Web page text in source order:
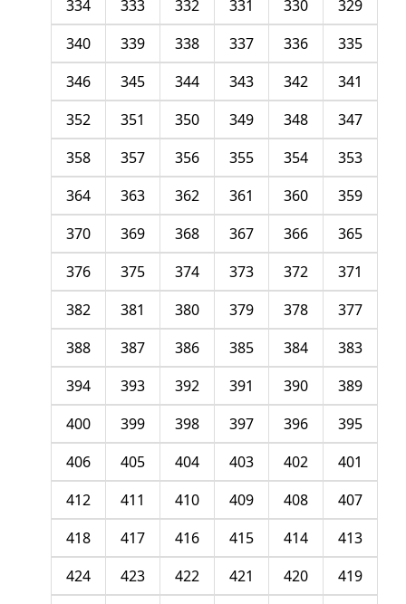
329
330
331
332
333
334
335
336
337
338
339
340
341
342
343
344
345
346
347
348
349
350
351
352
353
354
355
356
357
358
359
360
361
362
363
364
365
366
367
368
369
370
371
372
373
374
375
376
377
378
379
380
381
382
383
384
385
386
387
388
389
390
391
392
393
394
395
396
397
398
399
400
401
402
403
404
405
406
407
408
409
410
411
412
413
414
415
416
417
418
419
420
421
422
423
424